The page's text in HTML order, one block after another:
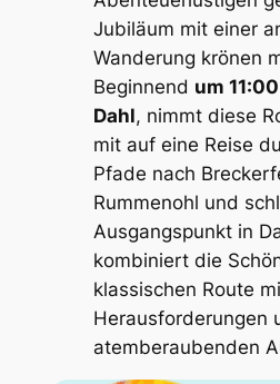
Jubiläum mit einer
Wanderung krönen
Beginnend um
Dahl, nimmt diese
mit auf eine Reise
Pfade nach
Rummenohl und
Ausgangspunkt in
kombiniert die
klassischen Route
Herausforderungen
atemberaubenden